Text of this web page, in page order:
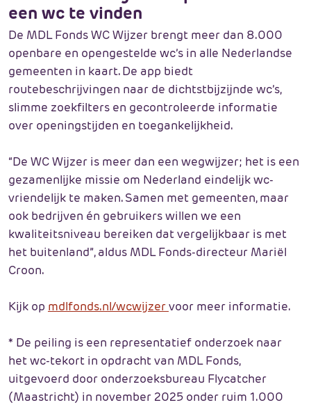
een wc te vinden
De MDL Fonds WC Wijzer brengt meer dan 8.000
openbare en opengestelde wc’s in alle Nederlandse
gemeenten in kaart. De app biedt
routebeschrijvingen naar de dichtstbijzijnde wc’s,
slimme zoekfilters en gecontroleerde informatie
over openingstijden en toegankelijkheid.
“De WC Wijzer is meer dan een wegwijzer; het is een
gezamenlijke missie om Nederland eindelijk wc-
vriendelijk te maken. Samen met gemeenten, maar
ook bedrijven én gebruikers willen we een
kwaliteitsniveau bereiken dat vergelijkbaar is met
het buitenland”, aldus MDL Fonds-directeur Mariël
Croon.
Kijk op mdlfonds.nl/wcwijzervoor meer informatie.
* De peiling is een representatief onderzoek naar
het wc-tekort in opdracht van MDL Fonds,
uitgevoerd door onderzoeksbureau Flycatcher
(Maastricht) in november 2025 onder ruim 1.000